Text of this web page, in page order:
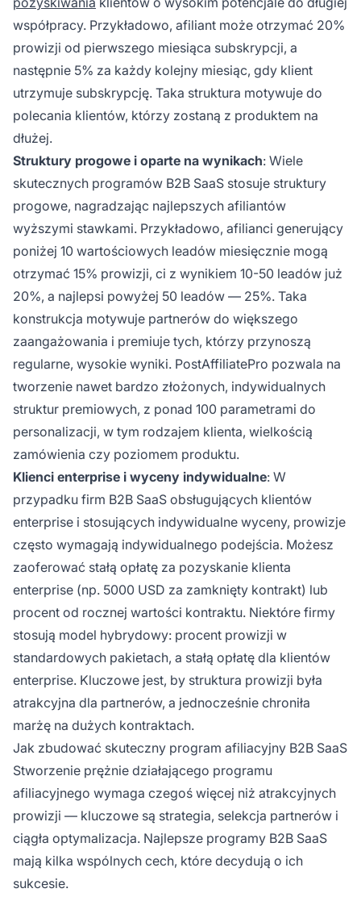
współpracy. Przykładowo, afiliant może otrzymać 20%
prowizji od pierwszego miesiąca subskrypcji, a
następnie 5% za każdy kolejny miesiąc, gdy klient
utrzymuje subskrypcję. Taka struktura motywuje do
polecania klientów, którzy zostaną z produktem na
dłużej.
Struktury progowe i oparte na wynikach: Wiele
skutecznych programów B2B SaaS stosuje struktury
progowe, nagradzając najlepszych afiliantów
wyższymi stawkami. Przykładowo, afilianci generujący
poniżej 10 wartościowych leadów miesięcznie mogą
otrzymać 15% prowizji, ci z wynikiem 10-50 leadów już
20%, a najlepsi powyżej 50 leadów — 25%. Taka
konstrukcja motywuje partnerów do większego
zaangażowania i premiuje tych, którzy przynoszą
regularne, wysokie wyniki. PostAffiliatePro pozwala na
tworzenie nawet bardzo złożonych, indywidualnych
struktur premiowych, z ponad 100 parametrami do
personalizacji, w tym rodzajem klienta, wielkością
zamówienia czy poziomem produktu.
Klienci enterprise i wyceny indywidualne: W
przypadku firm B2B SaaS obsługujących klientów
enterprise i stosujących indywidualne wyceny, prowizje
często wymagają indywidualnego podejścia. Możesz
zaoferować stałą opłatę za pozyskanie klienta
enterprise (np. 5000 USD za zamknięty kontrakt) lub
procent od rocznej wartości kontraktu. Niektóre firmy
stosują model hybrydowy: procent prowizji w
standardowych pakietach, a stałą opłatę dla klientów
enterprise. Kluczowe jest, by struktura prowizji była
atrakcyjna dla partnerów, a jednocześnie chroniła
marżę na dużych kontraktach.
Jak zbudować skuteczny program afiliacyjny B2B SaaS
Stworzenie prężnie działającego programu
afiliacyjnego wymaga czegoś więcej niż atrakcyjnych
prowizji — kluczowe są strategia, selekcja partnerów i
ciągła optymalizacja. Najlepsze programy B2B SaaS
mają kilka wspólnych cech, które decydują o ich
sukcesie.